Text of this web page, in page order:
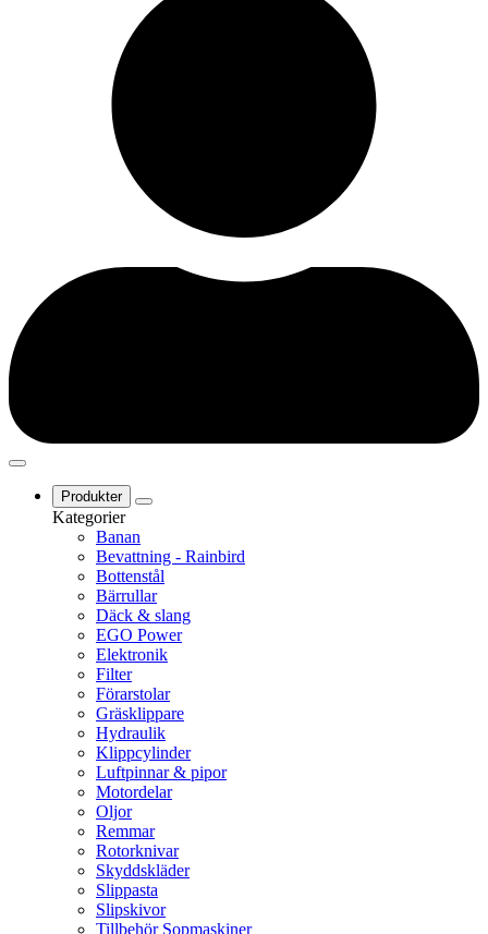
Produkter
Kategorier
Banan
Bevattning - Rainbird
Bottenstål
Bärrullar
Däck & slang
EGO Power
Elektronik
Filter
Förarstolar
Gräsklippare
Hydraulik
Klippcylinder
Luftpinnar & pipor
Motordelar
Oljor
Remmar
Rotorknivar
Skyddskläder
Slippasta
Slipskivor
Tillbehör Sopmaskiner